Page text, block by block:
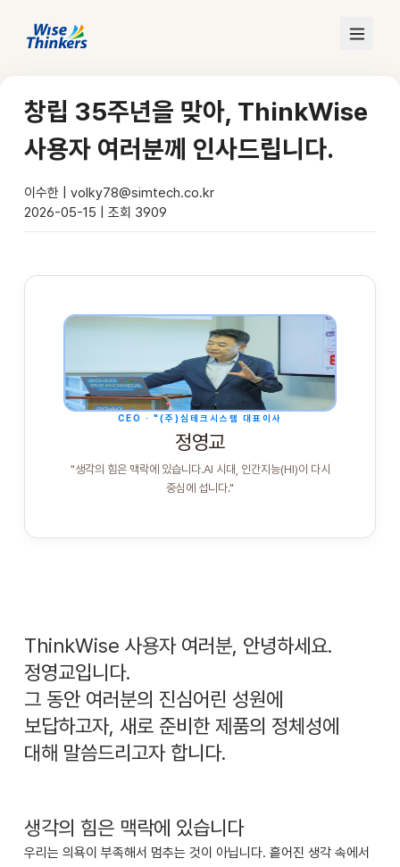
공지사항
사용 후기
이벤트
로그인
창립 35주년을 맞아, ThinkWise
사용자 여러분께 인사드립니다.
이수한 | volky78@simtech.co.kr
2026-05-15 | 조회 3909
CEO · "(주)심테크시스템 대표이사
정영교
"생각의 힘은 맥락에 있습니다.AI 시대, 인간지능(HI)이 다시
중심에 섭니다."
ThinkWise 사용자 여러분, 안녕하세요.
정영교입니다.
그 동안 여러분의 진심어린 성원에
보답하고자, 새로 준비한 제품의 정체성에
대해 말씀드리고자 합니다.
생각의 힘은 맥락에 있습니다
우리는 의욕이 부족해서 멈추는 것이 아닙니다. 흩어진 생각 속에서